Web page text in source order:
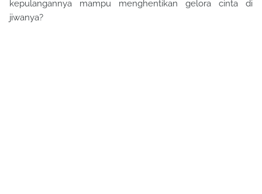
kepulangannya mampu menghentikan gelora cinta di
jiwanya?